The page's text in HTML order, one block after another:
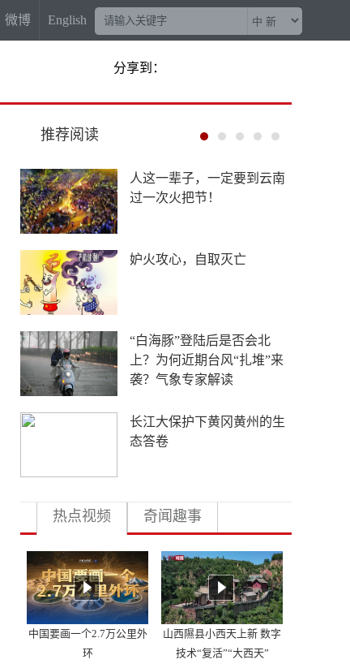
微博 English
分享到：
推荐阅读
菲尔兹奖“0”的突破背后，
有他一份功劳
“梅姨案”被拐儿童父亲申军
China Travel又换“三件套”：
外国游客从观众变玩家
4年要让无人机增产80倍，
日本为何急不可耐？
热点视频 奇闻趣事
中国要画一个2.7万公里外
环
山西隰县小西天上新 数字
技术“复活”“大西天”